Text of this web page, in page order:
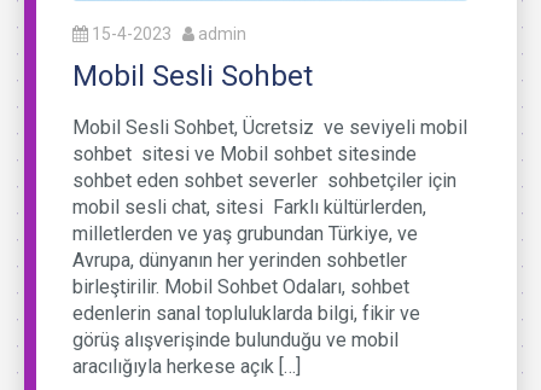
15-4-2023 admin
Mobil Sesli Sohbet
Mobil Sesli Sohbet, Ücretsiz ve seviyeli mobil
sohbet sitesi ve Mobil sohbet sitesinde
sohbet eden sohbet severler sohbetçiler için
mobil sesli chat, sitesi Farklı kültürlerden,
milletlerden ve yaş grubundan Türkiye, ve
Avrupa, dünyanın her yerinden sohbetler
birleştirilir. Mobil Sohbet Odaları, sohbet
edenlerin sanal topluluklarda bilgi, fikir ve
görüş alışverişinde bulunduğu ve mobil
aracılığıyla herkese açık […]